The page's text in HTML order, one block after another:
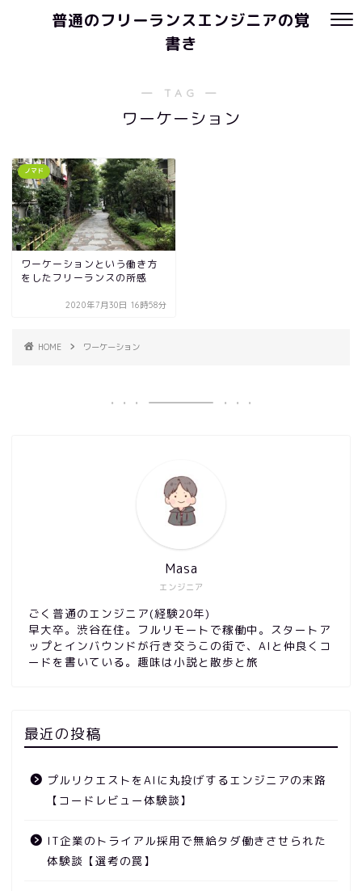
普通のフリーランスエンジニアの覚
書き
― TAG ―
ワーケーション
ノマド
ワーケーションという働き方
をしたフリーランスの所感
2020年7月30日 16時58分
HOME ワーケーション
エンジニア
Masa
ごく普通のエンジニア(経験20年)
早大卒。渋谷在住。フルリモートで稼働中。スタートア
ップとインバウンドが行き交うこの街で、AIと仲良くコ
ードを書いている。趣味は小説と散歩と旅
最近の投稿
プルリクエストをAIに丸投げするエンジニアの末路
【コードレビュー体験談】
IT企業のトライアル採用で無給タダ働きさせられた
体験談【選考の罠】